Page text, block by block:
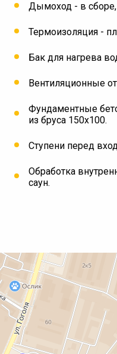
Дымоход - в сборе,
Термоизоляция -
Бак для нагрева
Вентиляционные
Фундаментные
из бруса 150х100.
Ступени перед
Обработка
саун.